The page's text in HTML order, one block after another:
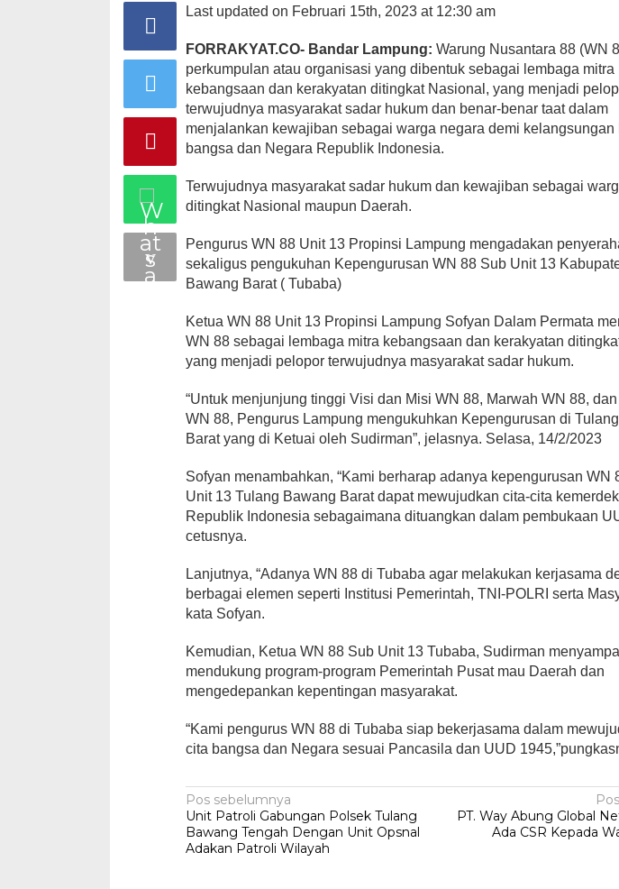
Last updated on Februari 15th, 2023 at 12:30 am
FORRAKYAT.CO- Bandar Lampung:Warung Nusantara 88 (WN
perkumpulan atau organisasi yang dibentuk sebagai lembaga mitra
kebangsaan dan kerakyatan ditingkat Nasional, yang menjadi
terwujudnya masyarakat sadar hukum dan benar-benar taat dalam
menjalankan kewajiban sebagai warga negara demi kelangsungan
bangsa dan Negara Republik Indonesia.
Terwujudnya masyarakat sadar hukum dan kewajiban sebagai
ditingkat Nasional maupun Daerah.
Pengurus WN 88 Unit 13 Propinsi Lampung mengadakan
sekaligus pengukuhan Kepengurusan WN 88 Sub Unit 13
Bawang Barat ( Tubaba)
Ketua WN 88 Unit 13 Propinsi Lampung Sofyan Dalam Permata
WN 88 sebagai lembaga mitra kebangsaan dan kerakyatan
yang menjadi pelopor terwujudnya masyarakat sadar hukum.
“Untuk menjunjung tinggi Visi dan Misi WN 88, Marwah WN 88,
WN 88, Pengurus Lampung mengukuhkan Kepengurusan di
Barat yang di Ketuai oleh Sudirman”, jelasnya. Selasa, 14/2/2023
Sofyan menambahkan, “Kami berharap adanya kepengurusan WN
Unit 13 Tulang Bawang Barat dapat mewujudkan cita-cita
Republik Indonesia sebagaimana dituangkan dalam pembukaan
cetusnya.
Lanjutnya, “Adanya WN 88 di Tubaba agar melakukan kerjasama
berbagai elemen seperti Institusi Pemerintah, TNI-POLRI serta
kata Sofyan.
Kemudian, Ketua WN 88 Sub Unit 13 Tubaba, Sudirman
mendukung program-program Pemerintah Pusat mau Daerah dan
mengedepankan kepentingan masyarakat.
“Kami pengurus WN 88 di Tubaba siap bekerjasama dalam
cita bangsa dan Negara sesuai Pancasila dan UUD
Navigasi
pos
Pos sebelumnya
Unit Patroli Gabungan Polsek Tulang
Bawang Tengah Dengan Unit Opsnal
Adakan Patroli Wilayah
PT. Way Abung Global
Ada CSR Kepada